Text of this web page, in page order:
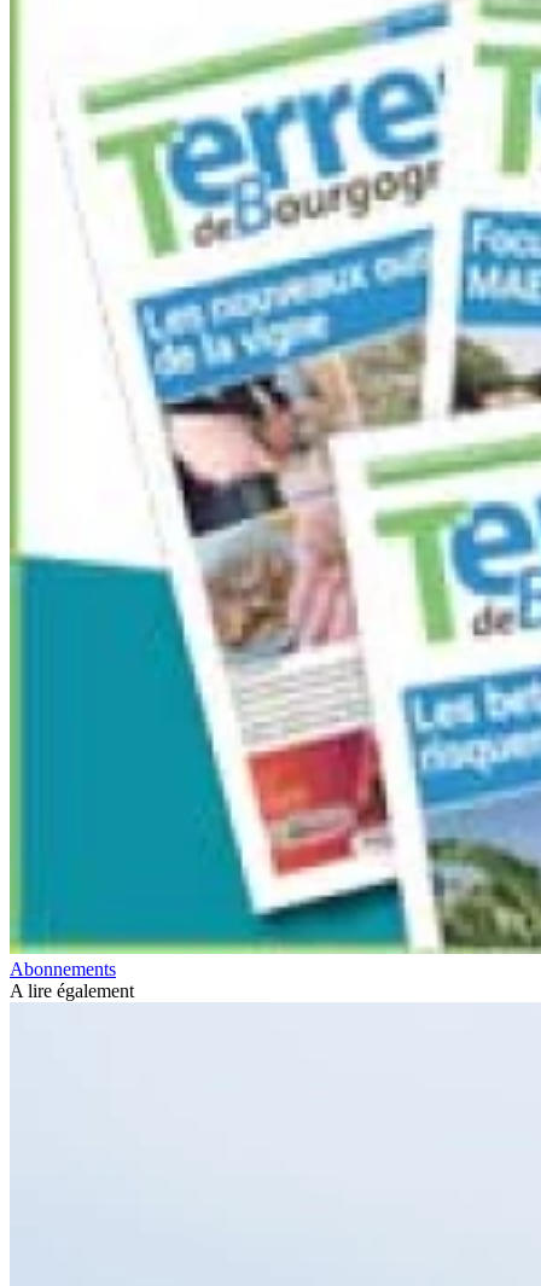
Abonnements
A lire également